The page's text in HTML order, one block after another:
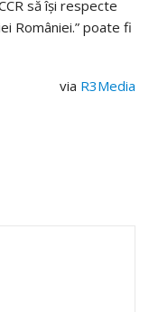
să își respecte
României.” poate fi
via R3Media